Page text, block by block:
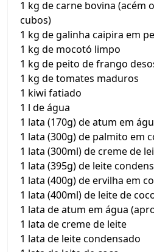
1 kg de carne bovina (acém
cubos)
1 kg de galinha caipira em
1 kg de mocotó limpo
1 kg de peito de frango
1 kg de tomates maduros
1 kiwi fatiado
1 l de água
1 lata (170g) de atum em
1 lata (300g) de palmito em
1 lata (300ml) de creme de
1 lata (395g) de leite
1 lata (400g) de ervilha em
1 lata (400ml) de leite de
1 lata de atum em água
1 lata de creme de leite
1 lata de leite condensado